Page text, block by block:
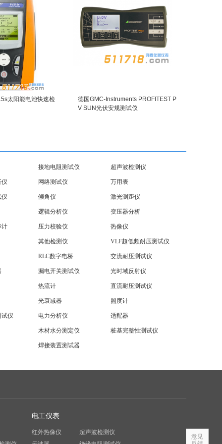
太阳能电池快速检
德国GMC-Instruments PROFITEST P
V SUN光伏安规测试仪
接地电阻测试仪 超声波检测仪
仪 网络测试仪 万用表
仪 倾角仪 激光测距仪
逻辑分析仪 变压器分析
计 压力校验仪 热像仪
其他检测仪 VLF超低频耐压测试仪
RLC数字电桥 交流耐压测试仪
漏电开关测试仪 光时域反射仪
热流计 直流耐压测试仪
光衰减器 照度计
仪 电力分析仪 适配器
木材水分测定仪 桩基完整性测试仪
焊接装置测试器
电工仪表
红外热像仪
超声波检测仪
意见